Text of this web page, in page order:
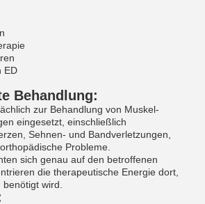
ED
Behandlung:
zur Behandlung von Muskel-
eingesetzt, einschließlich
Sehnen- und Bandverletzungen,
Probleme.
sich genau auf den betroffenen
die therapeutische Energie dort,
wird.